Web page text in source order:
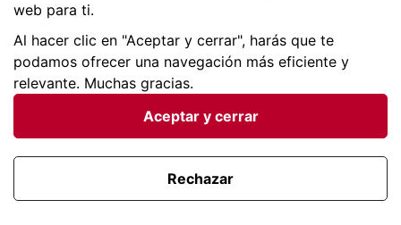
Condiciones generales |Privacidad de datos | Política
Viajes para ti SLU Copyright © BuscoUnChollo.com
web para ti.
Al hacer clic en "Aceptar y cerrar", harás que te
podamos ofrecer una navegación más eficiente y
relevante. Muchas gracias.
Aceptar y cerrar
Rechazar